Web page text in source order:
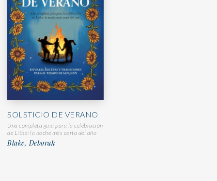
SOLSTICIO DE VERANO
Una completa guía para la celebración
de Litha: la noche más corta del año
Blake, Deborah